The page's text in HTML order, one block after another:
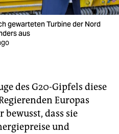
gewarteten Turbine der Nord
aus
des G20-Gipfels diese
Europas
dass sie
und